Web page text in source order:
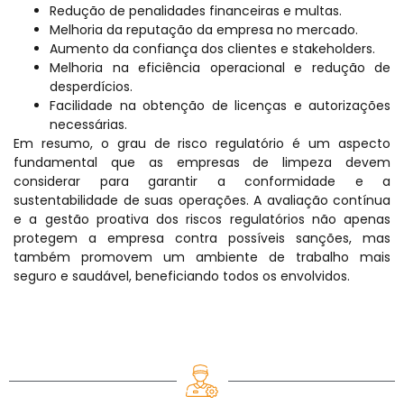
Redução de penalidades financeiras e multas.
Melhoria da reputação da empresa no mercado.
Aumento da confiança dos clientes e stakeholders.
Melhoria na eficiência operacional e redução de
desperdícios.
Facilidade na obtenção de licenças e autorizações
necessárias.
Em resumo, o grau de risco regulatório é um aspecto
fundamental que as empresas de limpeza devem
considerar para garantir a conformidade e a
sustentabilidade de suas operações. A avaliação contínua
e a gestão proativa dos riscos regulatórios não apenas
protegem a empresa contra possíveis sanções, mas
também promovem um ambiente de trabalho mais
seguro e saudável, beneficiando todos os envolvidos.